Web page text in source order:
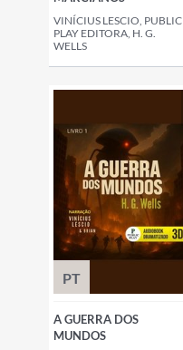
VINÍCIUS LESCIO, PUBLIC
PLAY EDITORA, H. G.
WELLS
PT
A GUERRA DOS
MUNDOS